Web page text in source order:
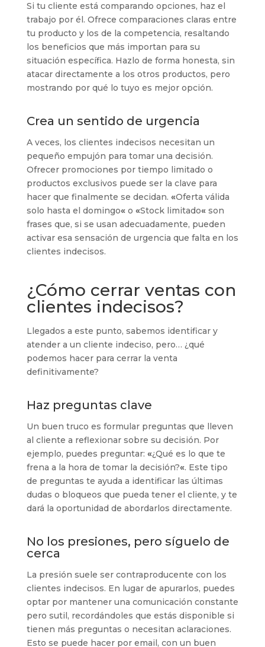
Si tu cliente está comparando opciones, haz el
trabajo por él. Ofrece comparaciones claras entre
tu producto y los de la competencia, resaltando
los beneficios que más importan para su
situación específica. Hazlo de forma honesta, sin
atacar directamente a los otros productos, pero
mostrando por qué lo tuyo es mejor opción.
Crea un sentido de urgencia
A veces, los clientes indecisos necesitan un
pequeño empujón para tomar una decisión.
Ofrecer promociones por tiempo limitado o
productos exclusivos puede ser la clave para
hacer que finalmente se decidan. «Oferta válida
solo hasta el domingo«o «Stock limitado«son
frases que, si se usan adecuadamente, pueden
activar esa sensación de urgencia que falta en los
clientes indecisos.
¿Cómo cerrar ventas con
clientes indecisos?
Llegados a este punto, sabemos identificar y
atender a un cliente indeciso, pero… ¿qué
podemos hacer para cerrar la venta
definitivamente?
Haz preguntas clave
Un buen truco es formular preguntas que lleven
al cliente a reflexionar sobre su decisión. Por
ejemplo, puedes preguntar: «¿Qué es lo que te
frena a la hora de tomar la decisión?«. Este tipo
de preguntas te ayuda a identificar las últimas
dudas o bloqueos que pueda tener el cliente, y te
dará la oportunidad de abordarlos directamente.
No los presiones, pero síguelo de
cerca
La presión suele ser contraproducente con los
clientes indecisos. En lugar de apurarlos, puedes
optar por mantener una comunicación constante
pero sutil, recordándoles que estás disponible si
tienen más preguntas o necesitan aclaraciones.
Esto se puede hacer por email, con un buen